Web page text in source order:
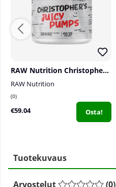
RAW Nutrition Christopher´s Juicy Pumps, 40 serv.
RAW Nutrition
0
€59.04 Osta!
Tuotekuvaus
Arvostelut (0)